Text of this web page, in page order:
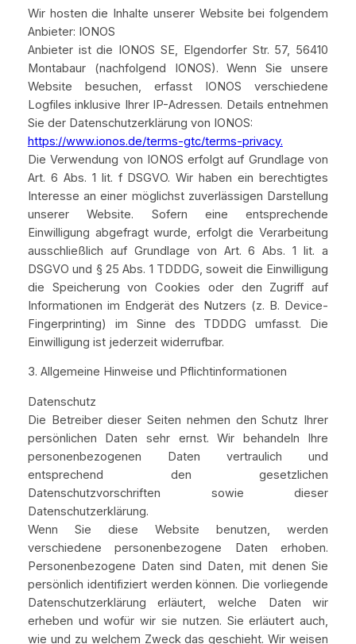
Wir hosten die Inhalte unserer Website bei folgendem
Anbieter: IONOS
Anbieter ist die IONOS SE, Elgendorfer Str. 57, 56410
Montabaur (nachfolgend IONOS). Wenn Sie unsere
Website besuchen, erfasst IONOS verschiedene
Logfiles inklusive Ihrer IP-Adressen. Details entnehmen
Sie der Datenschutzerklärung von IONOS:
https://www.ionos.de/terms-gtc/terms-privacy.
Die Verwendung von IONOS erfolgt auf Grundlage von
Art. 6 Abs. 1 lit. f DSGVO. Wir haben ein berechtigtes
Interesse an einer möglichst zuverlässigen Darstellung
unserer Website. Sofern eine entsprechende
Einwilligung abgefragt wurde, erfolgt die Verarbeitung
ausschließlich auf Grundlage von Art. 6 Abs. 1 lit. a
DSGVO und § 25 Abs. 1 TDDDG, soweit die Einwilligung
die Speicherung von Cookies oder den Zugriff auf
Informationen im Endgerät des Nutzers (z. B. Device-
Fingerprinting) im Sinne des TDDDG umfasst. Die
Einwilligung ist jederzeit widerrufbar.
3. Allgemeine Hinweise und Pflichtinformationen
Datenschutz
Die Betreiber dieser Seiten nehmen den Schutz Ihrer
persönlichen Daten sehr ernst. Wir behandeln Ihre
personenbezogenen Daten vertraulich und
entsprechend den gesetzlichen
Datenschutzvorschriften sowie dieser
Datenschutzerklärung.
Wenn Sie diese Website benutzen, werden
verschiedene personenbezogene Daten erhoben.
Personenbezogene Daten sind Daten, mit denen Sie
persönlich identifiziert werden können. Die vorliegende
Datenschutzerklärung erläutert, welche Daten wir
erheben und wofür wir sie nutzen. Sie erläutert auch,
wie und zu welchem Zweck das geschieht. Wir weisen